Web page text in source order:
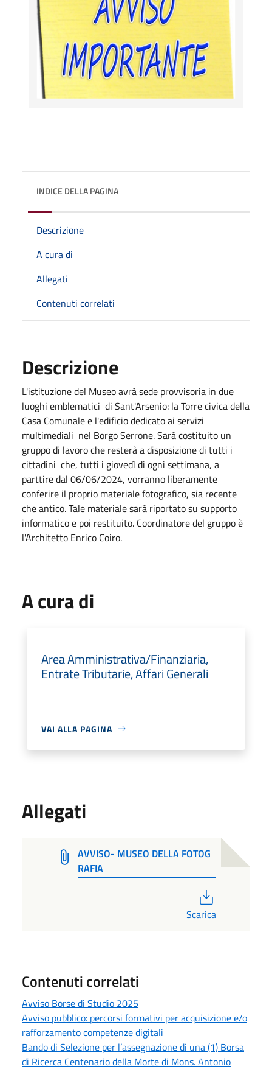
INDICE DELLA PAGINA
Descrizione
A cura di
Allegati
Contenuti correlati
Descrizione
L'istituzione del Museo avrà sede provvisoria in due
luoghi emblematici di Sant'Arsenio: la Torre civica della
Casa Comunale e l'edificio dedicato ai servizi
multimediali nel Borgo Serrone. Sarà costituito un
gruppo di lavoro che resterà a disposizione di tutti i
cittadini che, tutti i giovedì di ogni settimana, a
parttire dal 06/06/2024, vorranno liberamente
conferire il proprio materiale fotografico, sia recente
che antico. Tale materiale sarà riportato su supporto
informatico e poi restituito. Coordinatore del gruppo è
l'Architetto Enrico Coiro.
A cura di
Area Amministrativa/Finanziaria,
Entrate Tributarie, Affari Generali
VAI ALLA PAGINA
Allegati
AVVISO- MUSEO DELLA FOTOG
RAFIA
Scarica
Contenuti correlati
Avviso Borse di Studio 2025
Avviso pubblico: percorsi formativi per acquisizione e/o
rafforzamento competenze digitali
Bando di Selezione per l’assegnazione di una (1) Borsa
di Ricerca Centenario della Morte di Mons. Antonio